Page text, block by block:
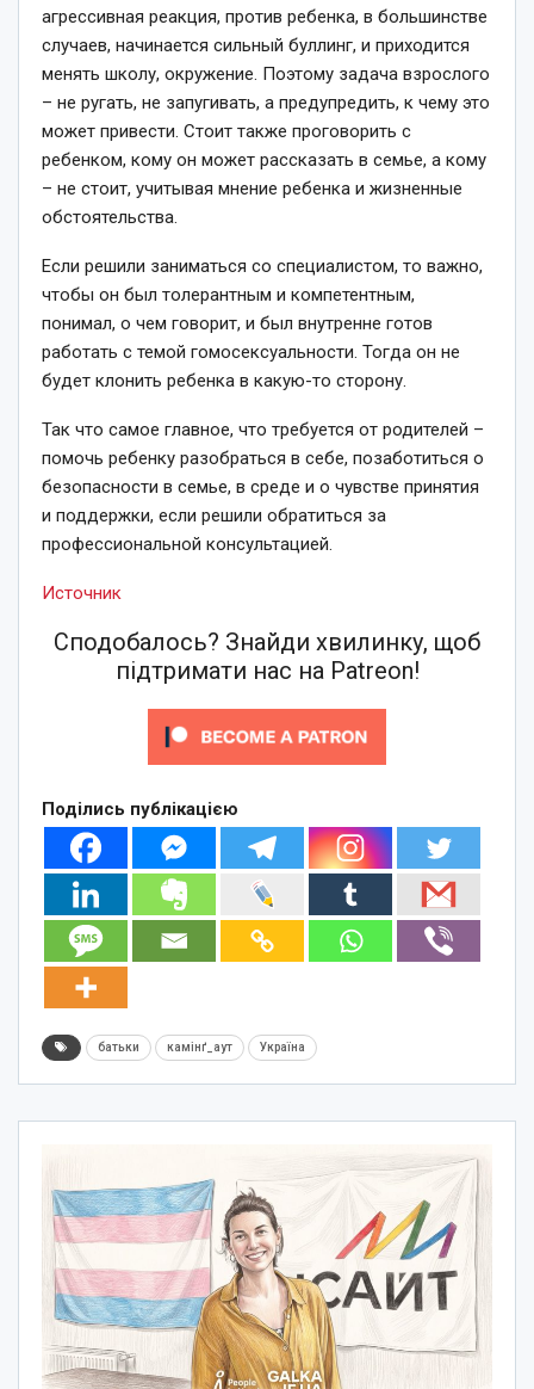
агрессивная реакция, против ребенка, в большинстве
случаев, начинается сильный буллинг, и приходится
менять школу, окружение. Поэтому задача взрослого
– не ругать, не запугивать, а предупредить, к чему это
может привести. Стоит также проговорить с
ребенком, кому он может рассказать в семье, а кому
– не стоит, учитывая мнение ребенка и жизненные
обстоятельства.
Если решили заниматься со специалистом, то важно,
чтобы он был толерантным и компетентным,
понимал, о чем говорит, и был внутренне готов
работать с темой гомосексуальности. Тогда он не
будет клонить ребенка в какую-то сторону.
Так что самое главное, что требуется от родителей –
помочь ребенку разобраться в себе, позаботиться о
безопасности в семье, в среде и о чувстве принятия
и поддержки, если решили обратиться за
профессиональной консультацией.
Источник
Сподобалось? Знайди хвилинку, щоб
підтримати нас на Patreon!
Поділись публікацією
батьки камінґ_аут Україна